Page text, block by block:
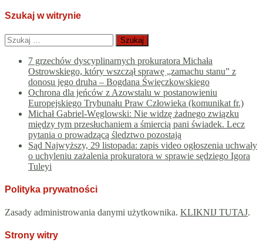
Szukaj w witrynie
Szukaj:
7 grzechów dyscyplinarnych prokuratora Michała
Ostrowskiego, który wszczął sprawę „zamachu stanu” z
donosu jego druha – Bogdana Święczkowskiego
Ochrona dla jeńców z Azowstalu w postanowieniu
Europejskiego Trybunału Praw Człowieka (komunikat fr.)
Michał Gabriel-Węglowski: Nie widzę żadnego związku
między tym przesłuchaniem a śmiercią pani świadek. Lecz
pytania o prowadzącą śledztwo pozostają
Sąd Najwyższy, 29 listopada: zapis video ogłoszenia uchwały
o uchyleniu zażalenia prokuratora w sprawie sędziego Igora
Tuleyi
Polityka prywatności
Zasady administrowania danymi użytkownika. KLIKNIJ TUTAJ.
Strony witry